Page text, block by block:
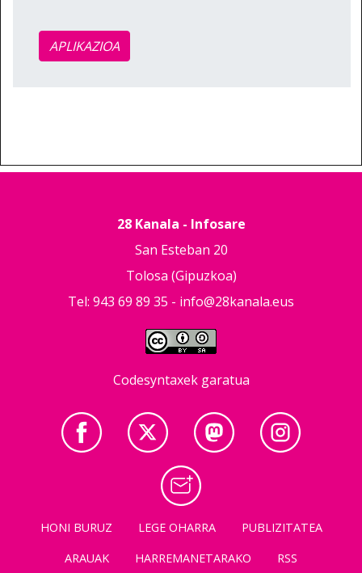
APLIKAZIOA
28 Kanala - Infosare
San Esteban 20
Tolosa (Gipuzkoa)
Tel: 943 69 89 35 - info@28kanala.eus
Codesyntaxek garatua
HONI BURUZ LEGE OHARRA
PUBLIZITATEA
ARAUAK
HARREMANETARAKO RSS